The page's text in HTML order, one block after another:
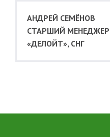
АНДРЕЙ СЕМЁНОВ
CТАРШИЙ МЕНЕДЖЕР
«ДЕЛОЙТ», СНГ